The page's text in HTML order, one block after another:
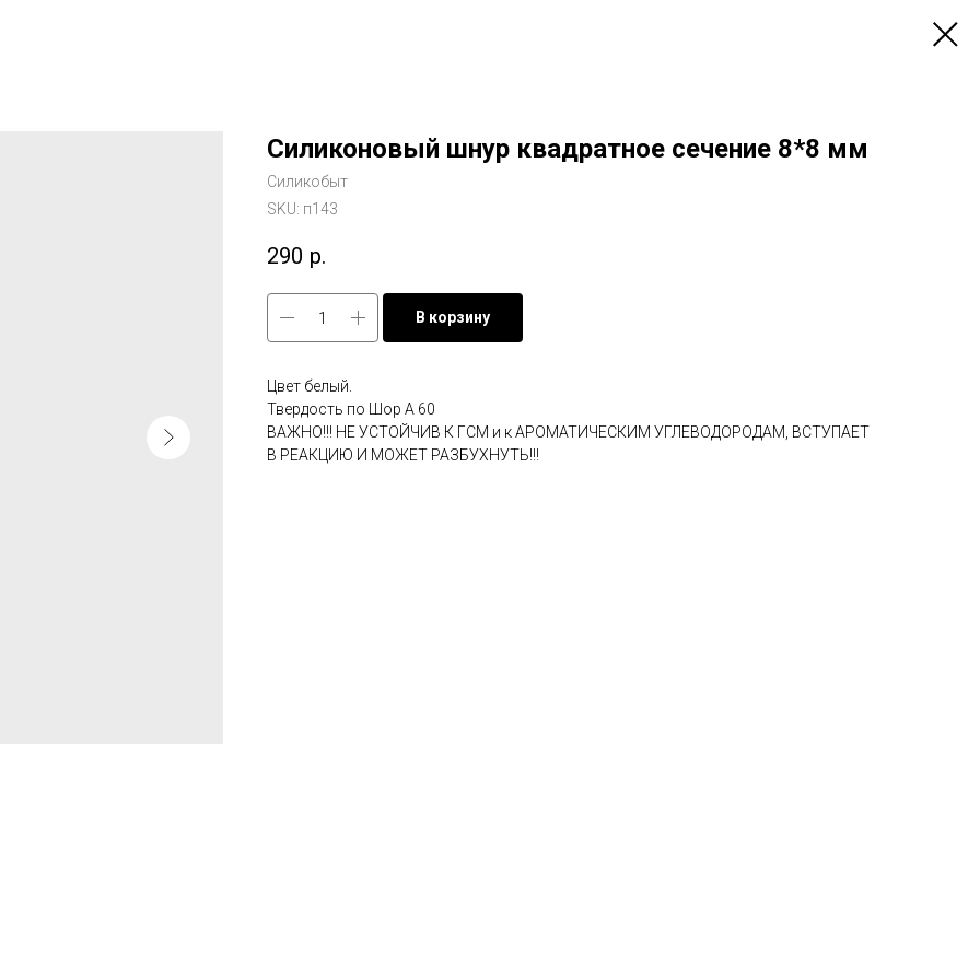
Силиконовый шнур квадратное сечение 8*8 мм
Силикобыт
SKU: п143
290 р.
В корзину
Цвет белый.
Твердость по Шор А 60
ВАЖНО!!! НЕ УСТОЙЧИВ К ГСМ и к АРОМАТИЧЕСКИМ УГЛЕВОДОРОДАМ, ВСТУПАЕТ
В РЕАКЦИЮ И МОЖЕТ РАЗБУХНУТЬ!!!